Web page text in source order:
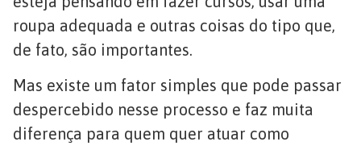
roupa adequada e outras coisas do tipo que,
de fato, são importantes.
Mas existe um fator simples que pode passar
despercebido nesse processo e faz muita
diferença para quem quer atuar como